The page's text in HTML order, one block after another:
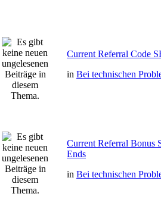
Current Referral Code
in Bei technischen
Current Referral Bonus
Ends
in Bei technischen